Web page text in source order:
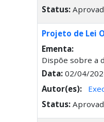
Status:
Projeto de Lei
Ementa:
Dispõe sobre a
Data:02/04/
Autor(es):
Status: